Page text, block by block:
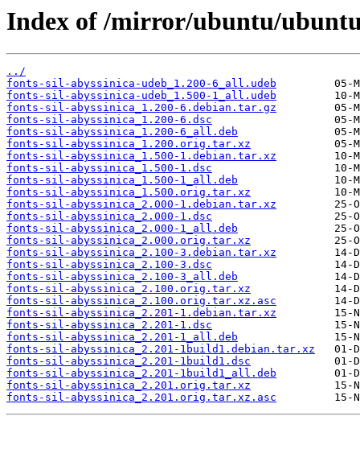
Index of /mirror/ubuntu/
../
fonts-sil-abyssinica-udeb_1.200-6_all.udeb
fonts-sil-abyssinica-udeb_1.500-1_all.udeb
fonts-sil-abyssinica_1.200-6.debian.tar.gz
fonts-sil-abyssinica_1.200-6.dsc
fonts-sil-abyssinica_1.200-6_all.deb
fonts-sil-abyssinica_1.200.orig.tar.xz
fonts-sil-abyssinica_1.500-1.debian.tar.xz
fonts-sil-abyssinica_1.500-1.dsc
fonts-sil-abyssinica_1.500-1_all.deb
fonts-sil-abyssinica_1.500.orig.tar.xz
fonts-sil-abyssinica_2.000-1.debian.tar.xz
fonts-sil-abyssinica_2.000-1.dsc
fonts-sil-abyssinica_2.000-1_all.deb
fonts-sil-abyssinica_2.000.orig.tar.xz
fonts-sil-abyssinica_2.100-3.debian.tar.xz
fonts-sil-abyssinica_2.100-3.dsc
fonts-sil-abyssinica_2.100-3_all.deb
fonts-sil-abyssinica_2.100.orig.tar.xz
fonts-sil-abyssinica_2.100.orig.tar.xz.asc
fonts-sil-abyssinica_2.201-1.debian.tar.xz
fonts-sil-abyssinica_2.201-1.dsc
fonts-sil-abyssinica_2.201-1_all.deb
fonts-sil-abyssinica_2.201-1build1.debian.tar.xz
fonts-sil-abyssinica_2.201-1build1.dsc
fonts-sil-abyssinica_2.201-1build1_all.deb
fonts-sil-abyssinica_2.201.orig.tar.xz
fonts-sil-abyssinica_2.201.orig.tar.xz.asc